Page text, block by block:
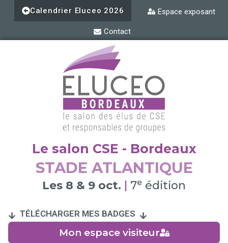
Calendrier Eluceo 2026 Espace exposant
Contact
Le salon CSE - Bordeaux
STADE ATLANTIQUE
Les 8 & 9 oct. | 7e édition
TÉLÉCHARGER MES BADGES
Mon espace visiteur